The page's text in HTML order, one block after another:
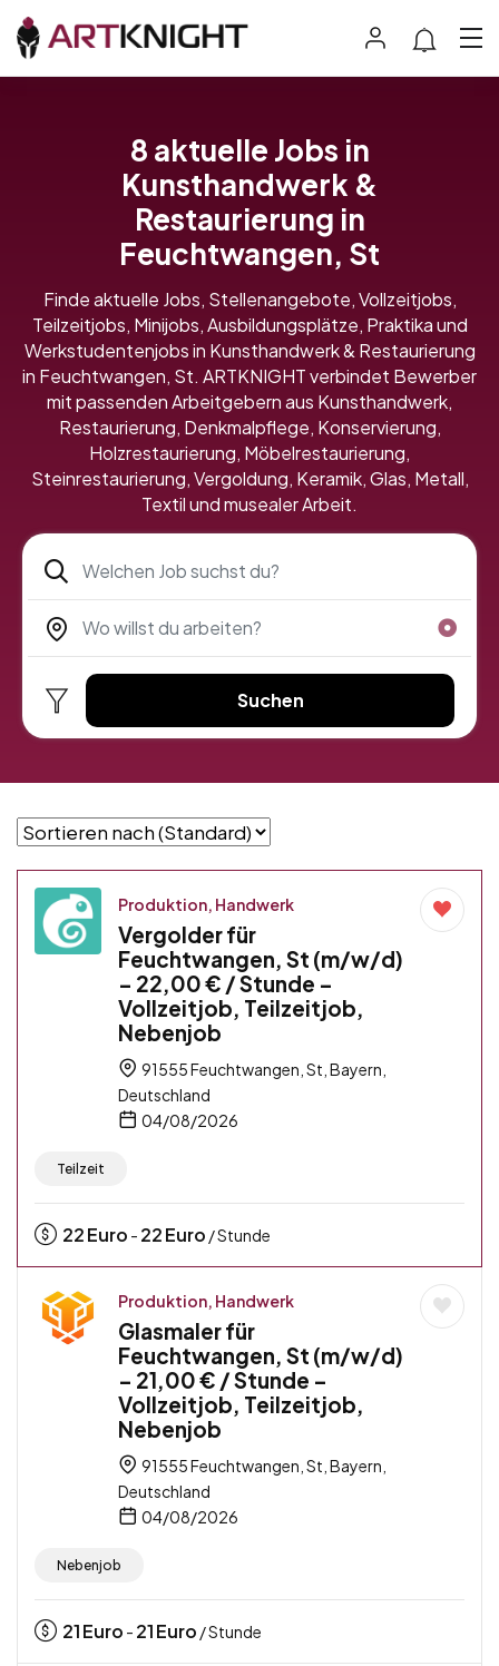
8 aktuelle Jobs in
Kunsthandwerk &
Restaurierung in
Feuchtwangen, St
Finde aktuelle Jobs, Stellenangebote, Vollzeitjobs,
Teilzeitjobs, Minijobs, Ausbildungsplätze, Praktika und
Werkstudentenjobs in Kunsthandwerk & Restaurierung
in Feuchtwangen, St. ARTKNIGHT verbindet Bewerber
mit passenden Arbeitgebern aus Kunsthandwerk,
Restaurierung, Denkmalpflege, Konservierung,
Holzrestaurierung, Möbelrestaurierung,
Steinrestaurierung, Vergoldung, Keramik, Glas, Metall,
Textil und musealer Arbeit.
Suchen
Produktion, Handwerk
Vergolder für
Feuchtwangen, St (m/w/d)
– 22,00 € / Stunde –
Vollzeitjob, Teilzeitjob,
Nebenjob
91555 Feuchtwangen, St, Bayern,
Deutschland
04/08/2026
Teilzeit
22Euro - 22Euro / Stunde
Produktion, Handwerk
Glasmaler für
Feuchtwangen, St (m/w/d)
– 21,00 € / Stunde –
Vollzeitjob, Teilzeitjob,
Nebenjob
91555 Feuchtwangen, St, Bayern,
Deutschland
04/08/2026
Nebenjob
21Euro - 21Euro / Stunde